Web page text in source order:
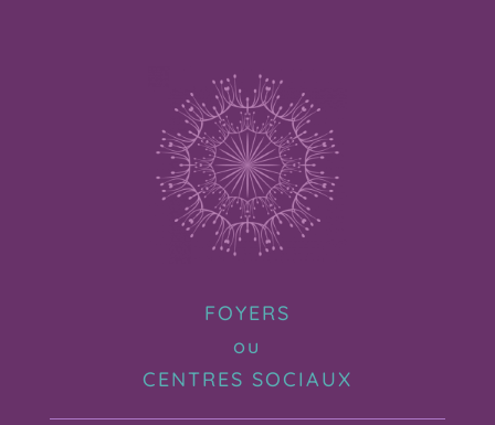
FOYERS
ou
CENTRES SOCIAUX